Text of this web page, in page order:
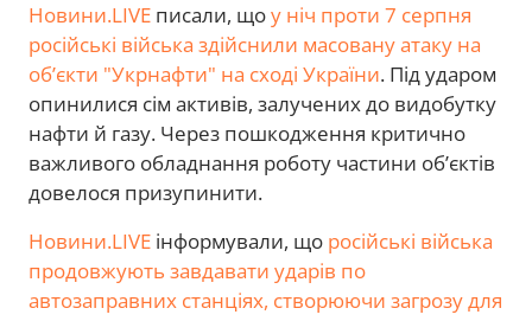
Новини.LIVE писали, щоу ніч проти 7 серпня
російські війська здійснили масовану атаку на
об’єкти "Укрнафти" на сході України. Під ударом
опинилися сім активів, залучених до видобутку
нафти й газу. Через пошкодження критично
важливого обладнання роботу частини об’єктів
довелося призупинити.
Новини.LIVE інформували, що російські війська
продовжують завдавати ударів по
автозаправних станціях, створюючи загрозу для